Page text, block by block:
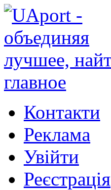
Контакти
Реклама
Увійти
Реєстрація